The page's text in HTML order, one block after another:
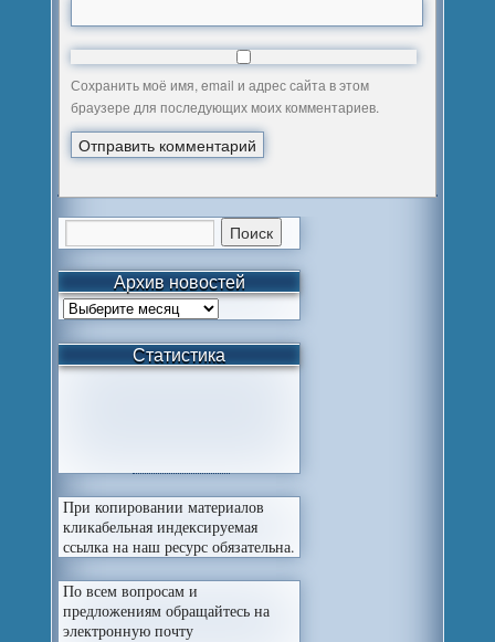
Сохранить моё имя, email и адрес сайта в этом
браузере для последующих моих комментариев.
Архив новостей
Статистика
При копировании материалов
кликабельная индексируемая
ссылка на наш ресурс обязательна.
По всем вопросам и
предложениям обращайтесь на
электронную почту